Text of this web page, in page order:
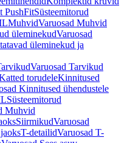
PushFitSüsteemitorud
MuhvidVaruosad Muhvid
üleminekudVaruosad
üleminekud ja
Varuosad Tarvikud
torudeleKinnitused
Kinnitused ühendustele
Süsteemitorud
Muhvid
SiirmikudVaruosad
T-detailidVaruosad T-